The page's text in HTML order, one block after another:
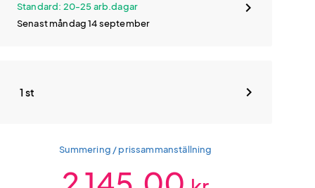
Standard: 20-25 arb.dagar
Senast måndag 14 september
1 st
Summering / prissammanställning